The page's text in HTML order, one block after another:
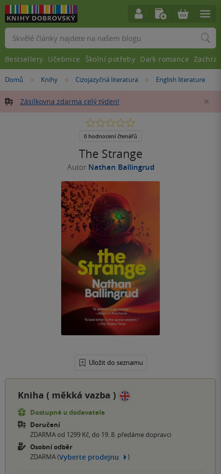
Nacházíte
zde:
Domů »
Knihy »
Cizojazyčná literatura »
English literature
Zásilkovna zdarma celý týden!
The Strange
Autor Nathan Ballingrud
Uložit do seznamu
0.0
5
0 hodnocení čtenářů
Kniha ( měkká vazba )
Dostupné u dodavatele
Doručení
ZDARMA od 1299 Kč, do 19. 8. předáme dopravci
Osobní odběr
ZDARMA (Vyberte prodejnu )
Vyhledávání
Bestsellery Učebnice Školní potřeby Dark romance